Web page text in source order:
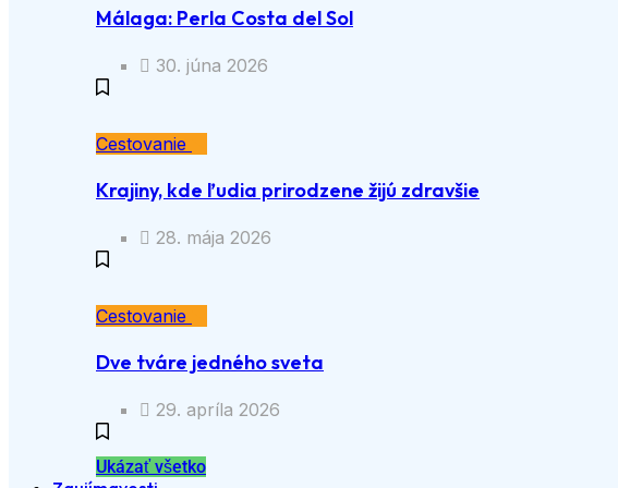
Málaga: Perla Costa del Sol
30. júna 2026
Cestovanie
Krajiny, kde ľudia prirodzene žijú zdravšie
28. mája 2026
Cestovanie
Dve tváre jedného sveta
29. apríla 2026
Ukázať všetko